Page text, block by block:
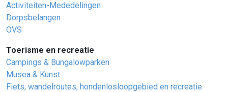
Activiteiten-Mededelingen
Dorpsbelangen
OVS
Toerisme en recreatie
Campings & Bungalowparken
Musea & Kunst
Fiets, wandelroutes, hondenlosloopgebied en recreatie